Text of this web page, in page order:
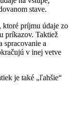
stave.
ktoré príjmu údaje zo
príkazov. Taktiež
spracovanie a
v inej vetve
je také „ľahšie“